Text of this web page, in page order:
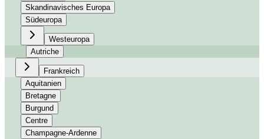
Skandinavisches Europa
Südeuropa
Westeuropa
Autriche
Frankreich
Aquitanien
Bretagne
Burgund
Centre
Champagne-Ardenne